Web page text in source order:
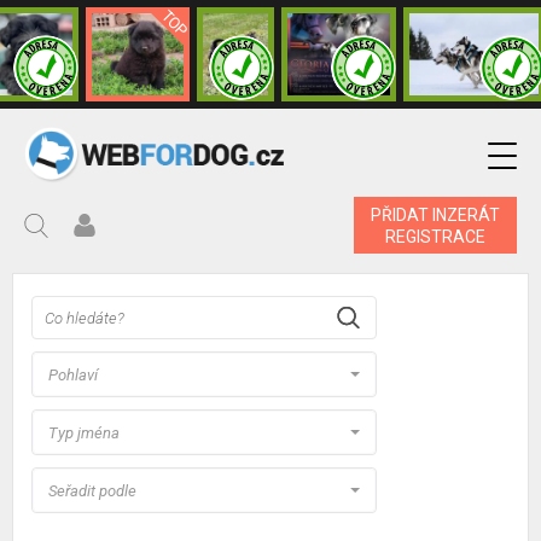
PŘIDAT INZERÁT
REGISTRACE
Pohlaví
Typ jména
Seřadit podle